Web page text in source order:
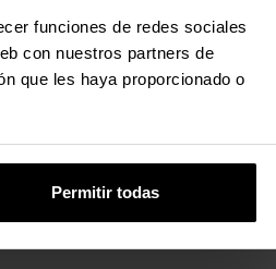
funciones de redes sociales
con nuestros partners de
que les haya proporcionado o
Permitir todas